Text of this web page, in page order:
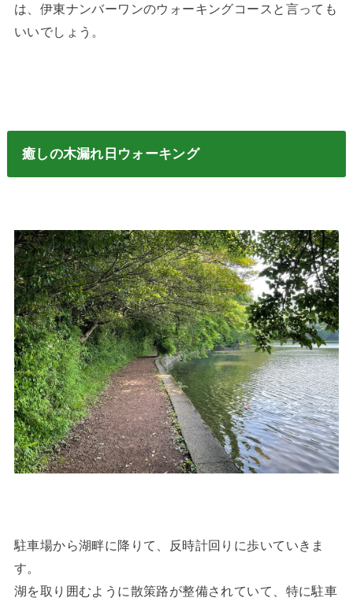
は、伊東ナンバーワンのウォーキングコースと言っても
いいでしょう。
癒しの木漏れ日ウォーキング
駐車場から湖畔に降りて、反時計回りに歩いていきま
す。
湖を取り囲むように散策路が整備されていて、特に駐車